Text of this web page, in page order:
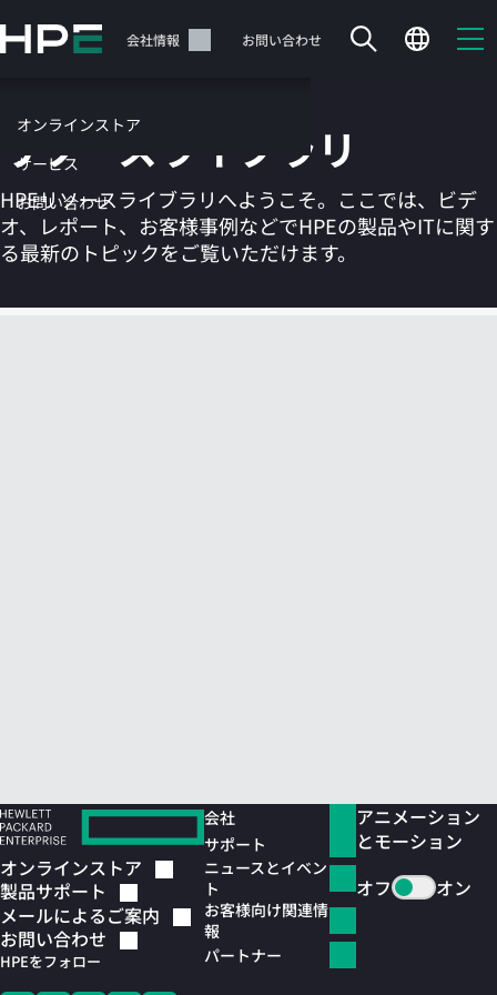
イ
テ
ツ
に
ス
ッ
サポート 会社情報 お問い合わせ
オンラインストア
サービス
お問い合わせ
カートは空です
リソースライブラリ
HPEリソースライブラリへようこそ。ここでは、ビデ
オ、レポート、お客様事例などでHPEの製品やITに関す
る最新のトピックをご覧いただけます。
オンラインストア
製品サポート
メールによるご案内
お問い合わせ
HPEをフォロー
会社
サポート
ニュースとイベン
ト
お客様向け関連情
報
パートナー
アニメーション
とモーション
オフ
オン